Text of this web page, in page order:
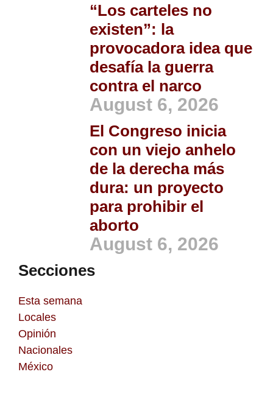
“Los carteles no
existen”: la
provocadora idea que
desafía la guerra
contra el narco
August 6, 2026
El Congreso inicia
con un viejo anhelo
de la derecha más
dura: un proyecto
para prohibir el
aborto
August 6, 2026
Secciones
Esta semana
Locales
Opinión
Nacionales
México